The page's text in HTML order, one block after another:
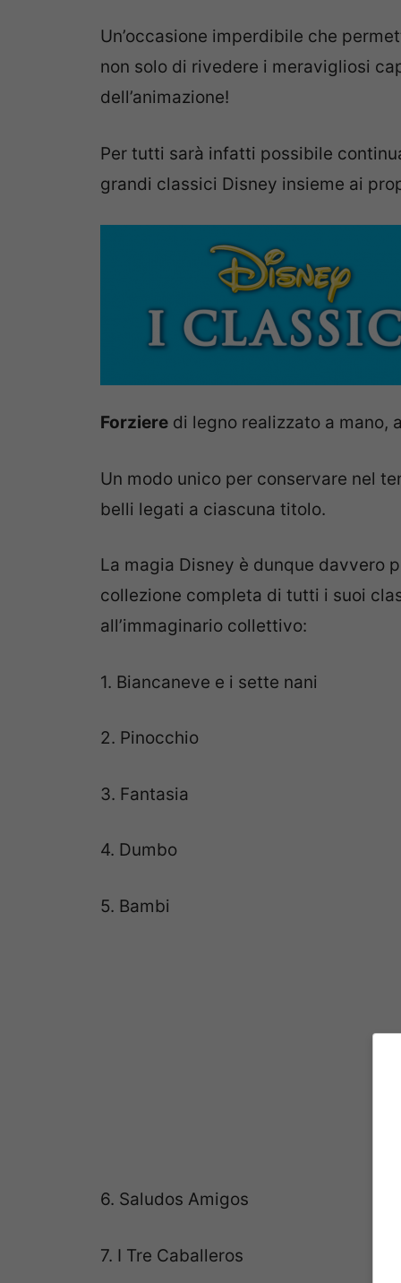
Un’occasione imperdibile che
non solo di rivedere i meravigliosi
dell’animazione!
Per tutti sarà infatti possibile
grandi classici Disney insieme ai
Forziere di legno realizzato a mano,
Un modo unico per conservare nel
belli legati a ciascuna titolo.
La magia Disney è dunque davvero
collezione completa di tutti i suoi
all’immaginario collettivo:
1. Biancaneve e i sette nani
2. Pinocchio
3. Fantasia
4. Dumbo
5. Bambi
6. Saludos Amigos
7. I Tre Caballeros